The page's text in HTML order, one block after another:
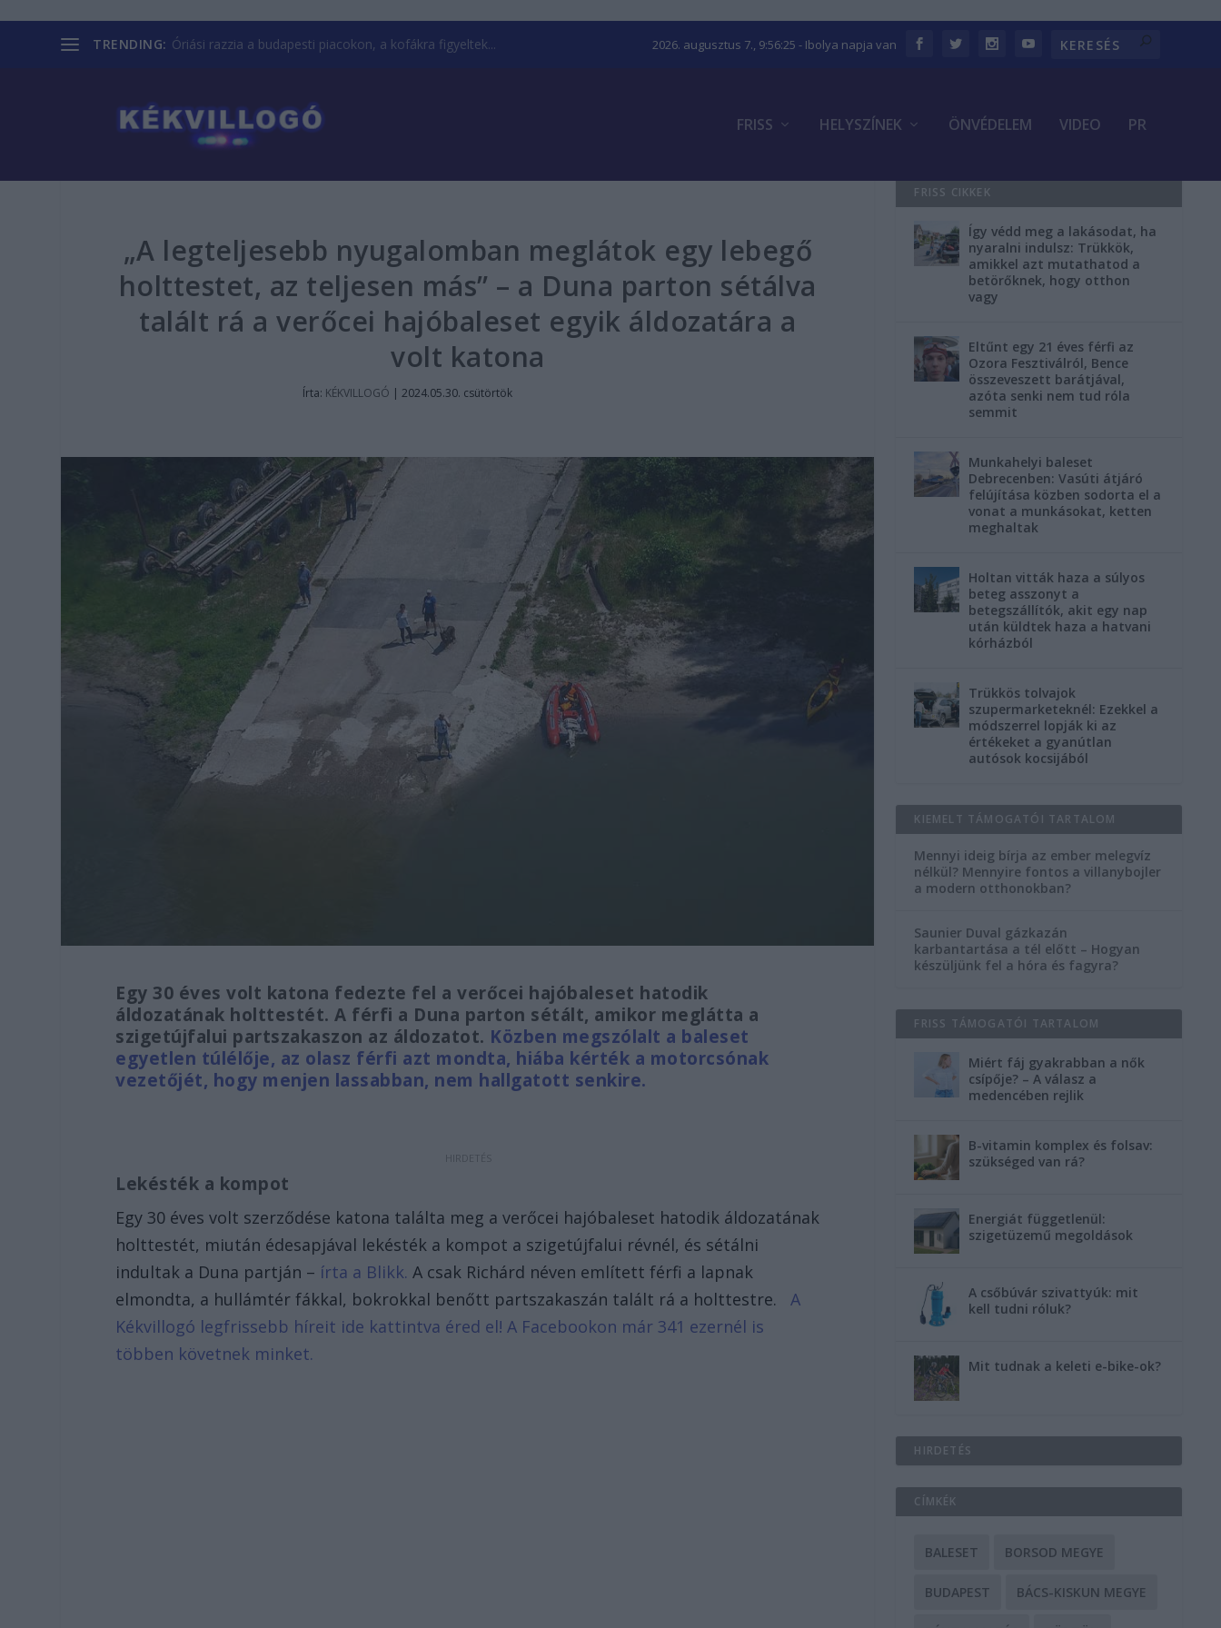
TRENDING: Óriási razzia a budapesti piacokon, a kofákra figyeltek... 2026. augusztus 7., 9:56:26 - Ibolya napja van
FRISS HELYSZÍNEK ÖNVÉDELEM VIDEO PR
„A legteljesebb nyugalomban meglátok egy lebegő
holttestet, az teljesen más” – a Duna parton sétálva
talált rá a verőcei hajóbaleset egyik áldozatára a
volt katona
Írta: KÉKVILLOGÓ | 2024.05.30. csütörtök
Egy 30 éves volt katona fedezte fel a verőcei hajóbaleset hatodik
áldozatának holttestét. A férfi a Duna parton sétált, amikor meglátta a
szigetújfalui partszakaszon az áldozatot. Közben megszólalt a baleset
egyetlen túlélője, az olasz férfi azt mondta, hiába kérték a motorcsónak
vezetőjét, hogy menjen lassabban, nem hallgatott senkire.
Lekésték a kompot
Egy 30 éves volt szerződése katona találta meg a verőcei hajóbaleset hatodik áldozatának
holttestét, miután édesapjával lekésték a kompot a szigetújfalui révnél, és sétálni
indultak a Duna partján – írta a Blikk.A csak Richárd néven említett férfi a lapnak
elmondta, a hullámtér fákkal, bokrokkal benőtt partszakaszán talált rá a holttestre.
A
Kékvillogó legfrissebb híreit ide kattintva éred el! A Facebookon már 341 ezernél is
többen követnek minket.
FRISS CIKKEK
Így védd meg a lakásodat, ha
nyaralni indulsz: Trükkök,
amikkel azt mutathatod a
betörőknek, hogy otthon
vagy
Eltűnt egy 21 éves férfi az
Ozora Fesztiválról, Bence
összeveszett barátjával,
azóta senki nem tud róla
semmit
Munkahelyi baleset
Debrecenben: Vasúti átjáró
felújítása közben sodorta el a
vonat a munkásokat, ketten
meghaltak
Holtan vitták haza a súlyos
beteg asszonyt a
betegszállítók, akit egy nap
után küldtek haza a hatvani
kórházból
Trükkös tolvajok
szupermarketeknél: Ezekkel a
módszerrel lopják ki az
értékeket a gyanútlan
autósok kocsijából
KIEMELT TÁMOGATÓI TARTALOM
Mennyi ideig bírja az ember melegvíz
nélkül? Mennyire fontos a villanybojler
a modern otthonokban?
Saunier Duval gázkazán
karbantartása a tél előtt – Hogyan
készüljünk fel a hóra és fagyra?
FRISS TÁMOGATÓI TARTALOM
Miért fáj gyakrabban a nők
csípője? – A válasz a
medencében rejlik
B-vitamin komplex és folsav:
szükséged van rá?
Energiát függetlenül:
szigetüzemű megoldások
A csőbúvár szivattyúk: mit
kell tudni róluk?
Mit tudnak a keleti e-bike-ok?
HIRDETÉS
CÍMKÉK
BALESET BORSOD MEGYE
BUDAPEST BÁCS-KISKUN MEGYE